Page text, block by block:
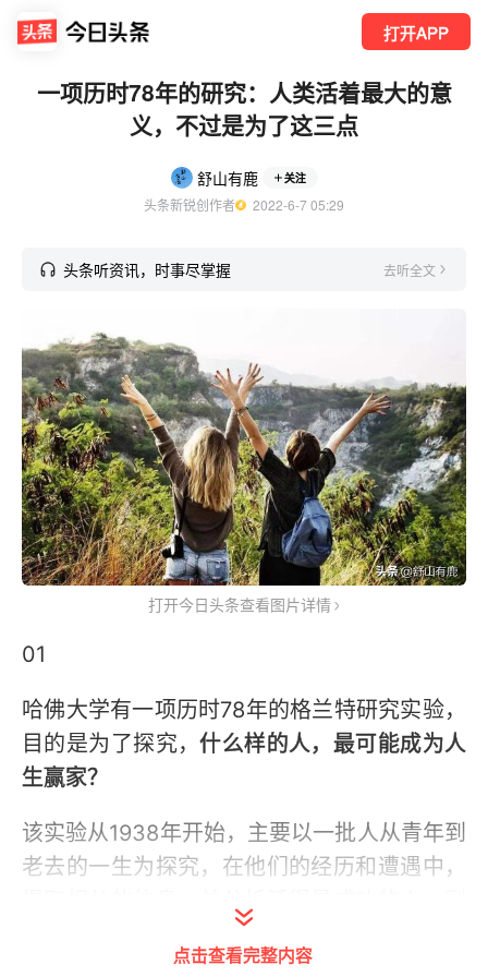
打开APP
一项历时78年的研究：人类活着最大的意
义，不过是为了这三点
舒山有鹿 关注
头条新锐创作者
  2022-6-7 05:29
头条听资讯，时事尽掌握 去听全文
打开今日头条查看图片详情
01
哈佛大学有一项历时78年的格兰特研究实验，
目的是为了探究，什么样的人，最可能成为人
生赢家？
该实验从1938年开始，主要以一批人从青年到
老去的一生为探究，在他们的经历和遭遇中，
点击查看完整内容